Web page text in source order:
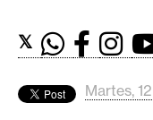
d
s
𝕏
Martes,